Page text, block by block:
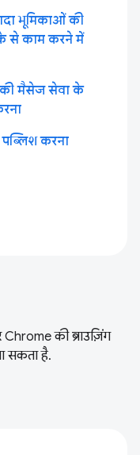
भूमिकाओं की
से काम करने में
की मैसेज सेवा के
पब्लिश करना
की ब्राउज़िंग
सकता है.